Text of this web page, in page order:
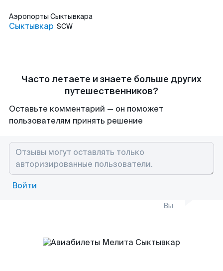
Аэропорты Сыктывкара
Сыктывкар SCW
Часто летаете и знаете больше других
путешественников?
Оставьте комментарий — он поможет
пользователям принять решение
Войти
Вы